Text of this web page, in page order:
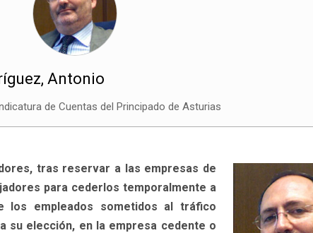
Antonio
de Cuentas del Principado de Asturias
tras reservar a las empresas de
para cederlos temporalmente a
los empleados sometidos al tráfico
su elección, en la empresa cedente o